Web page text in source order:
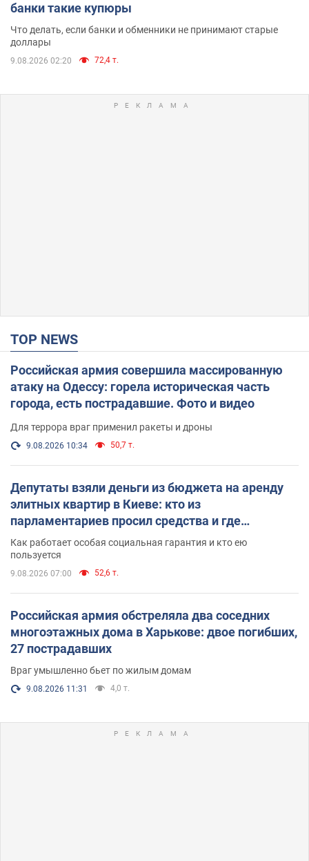
банки такие купюры
Что делать, если банки и обменники не принимают старые
доллары
9.08.2026 02:20 72,4 т.
TOP NEWS
Российская армия совершила массированную
атаку на Одессу: горела историческая часть
города, есть пострадавшие. Фото и видео
Для террора враг применил ракеты и дроны
9.08.2026 10:34 50,7 т.
Депутаты взяли деньги из бюджета на аренду
элитных квартир в Киеве: кто из
парламентариев просил средства и где
поселился
Как работает особая социальная гарантия и кто ею
пользуется
9.08.2026 07:00 52,6 т.
Российская армия обстреляла два соседних
многоэтажных дома в Харькове: двое погибших,
27 пострадавших
Враг умышленно бьет по жилым домам
9.08.2026 11:31 4,0 т.